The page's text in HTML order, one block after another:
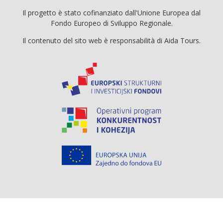
Il progetto è stato cofinanziato dall'Unione Europea dal
Fondo Europeo di Sviluppo Regionale.
Il contenuto del sito web è responsabilità di Aida Tours.